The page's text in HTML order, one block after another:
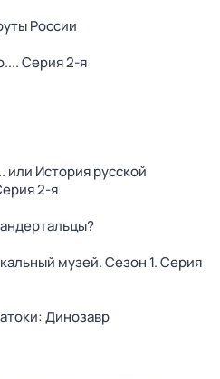
России
. Серия 2-я
или История русской
2-я
музей. Сезон 1. Серия
Динозавр